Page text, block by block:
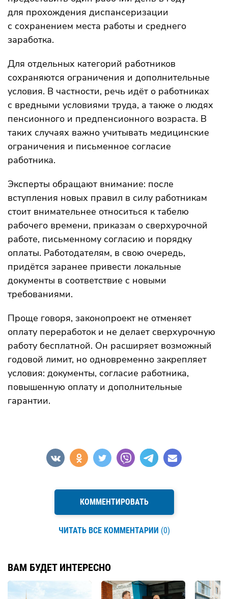
для прохождения диспансеризации
с сохранением места работы и среднего
заработка.
Для отдельных категорий работников
сохраняются ограничения и дополнительные
условия. В частности, речь идёт о работниках
с вредными условиями труда, а также о людях
пенсионного и предпенсионного возраста. В
таких случаях важно учитывать медицинские
ограничения и письменное согласие
работника.
Эксперты обращают внимание: после
вступления новых правил в силу работникам
стоит внимательнее относиться к табелю
рабочего времени, приказам о сверхурочной
работе, письменному согласию и порядку
оплаты. Работодателям, в свою очередь,
придётся заранее привести локальные
документы в соответствие с новыми
требованиями.
Проще говоря, законопроект не отменяет
оплату переработок и не делает сверхурочную
работу бесплатной. Он расширяет возможный
годовой лимит, но одновременно закрепляет
условия: документы, согласие работника,
повышенную оплату и дополнительные
гарантии.
КОММЕНТИРОВАТЬ
ЧИТАТЬ ВСЕ КОММЕНТАРИИ (0)
ВАМ БУДЕТ ИНТЕРЕСНО